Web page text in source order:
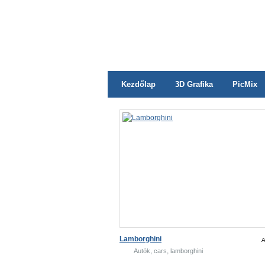
Kezdőlap 3D Grafika PicMix
Lamborghini
Autók, cars, lamborghini